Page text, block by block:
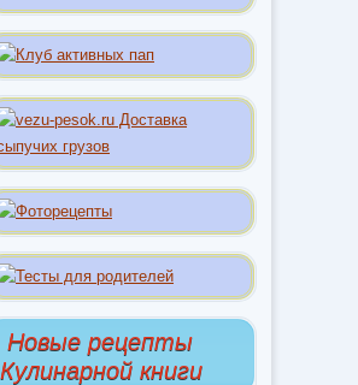
Новые рецепты
Кулинарной книги